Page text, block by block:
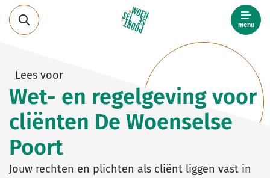
naar
content
menu
Lees voor
Wet- en regelgeving voor
cliënten De Woenselse
Poort
Jouw rechten en plichten als cliënt liggen vast in